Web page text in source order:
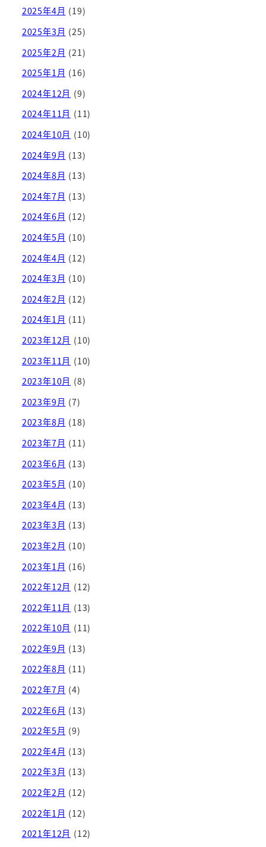
2025年4月 (19)
2025年3月 (25)
2025年2月 (21)
2025年1月 (16)
2024年12月 (9)
2024年11月 (11)
2024年10月 (10)
2024年9月 (13)
2024年8月 (13)
2024年7月 (13)
2024年6月 (12)
2024年5月 (10)
2024年4月 (12)
2024年3月 (10)
2024年2月 (12)
2024年1月 (11)
2023年12月 (10)
2023年11月 (10)
2023年10月 (8)
2023年9月 (7)
2023年8月 (18)
2023年7月 (11)
2023年6月 (13)
2023年5月 (10)
2023年4月 (13)
2023年3月 (13)
2023年2月 (10)
2023年1月 (16)
2022年12月 (12)
2022年11月 (13)
2022年10月 (11)
2022年9月 (13)
2022年8月 (11)
2022年7月 (4)
2022年6月 (13)
2022年5月 (9)
2022年4月 (13)
2022年3月 (13)
2022年2月 (12)
2022年1月 (12)
2021年12月 (12)